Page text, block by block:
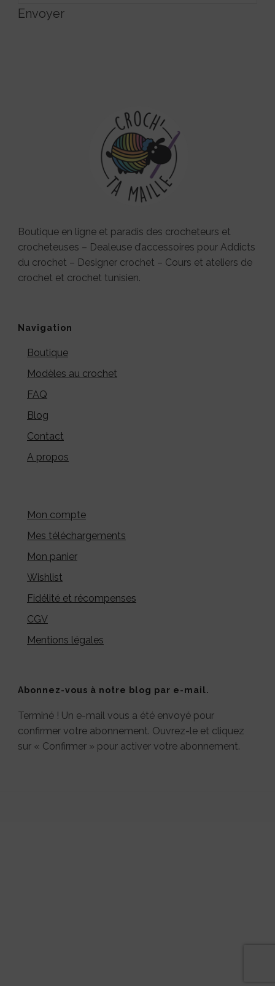
Envoyer
Boutique en ligne et paradis des crocheteurs et
crocheteuses – Dealeuse d’accessoires pour Addicts
du crochet – Designer crochet – Cours et ateliers de
crochet et crochet tunisien.
Navigation
Boutique
Modèles au crochet
FAQ
Blog
Contact
A propos
Mon compte
Mes téléchargements
Mon panier
Wishlist
Fidélité et récompenses
CGV
Mentions légales
Abonnez-vous à notre blog par e-mail.
Terminé ! Un e-mail vous a été envoyé pour
confirmer votre abonnement. Ouvrez-le et cliquez
sur « Confirmer » pour activer votre abonnement.